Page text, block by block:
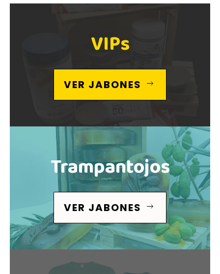
VIPs
VER JABONES
Trampantojos
VER JABONES